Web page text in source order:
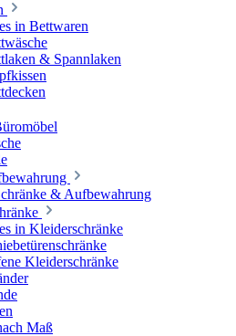
in Bettwaren
& Spannlaken
& Aufbewahrung
in Kleiderschränke
Kleiderschränke
Maß